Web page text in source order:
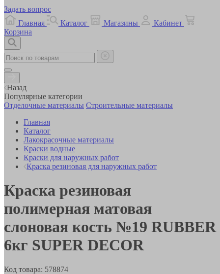
Задать вопрос
Главная
Каталог Магазины
Кабинет
Корзина
Назад
Популярные категории
Отделочные материалы Строительные материалы
Главная
Каталог
Лакокрасочные материалы
Краски водные
Краски для наружных работ
Краска резиновая для наружных работ
Краска резиновая
полимерная матовая
слоновая кость №19 RUBBER
6кг SUPER DECOR
Код товара: 578874